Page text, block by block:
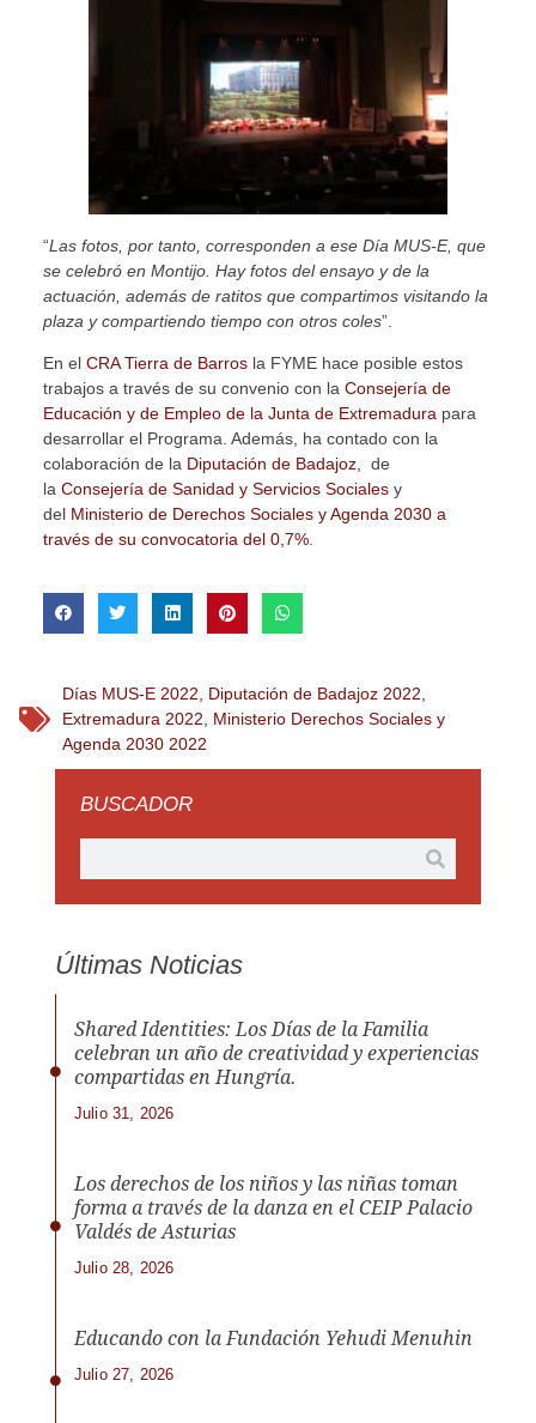
“Las fotos, por tanto, corresponden a ese Día MUS-E, que
se celebró en Montijo. Hay fotos del ensayo y de la
actuación, además de ratitos que compartimos visitando la
plaza y compartiendo tiempo con otros coles”.
En el CRA Tierra de Barrosla FYME hace posible estos
trabajos a través de su convenio con la Consejería de
Educación y de Empleo de la Junta de Extremadura para
desarrollar el Programa. Además, ha contado con la
colaboración de la Diputación de Badajoz, de
la Consejería de Sanidad y Servicios Socialesy
del Ministerio de Derechos Sociales y Agenda 2030 a
través de su convocatoria del 0,7%.
Días MUS-E 2022 Diputación de Badajoz 2022
Extremadura 2022
Ministerio Derechos Sociales y
Agenda 2030 2022
BUSCADOR
Últimas Noticias
Shared Identities: Los Días de la Familia
celebran un año de creatividad y experiencias
compartidas en Hungría.
Julio 31, 2026
Los derechos de los niños y las niñas toman
forma a través de la danza en el CEIP Palacio
Valdés de Asturias
Julio 28, 2026
Educando con la Fundación Yehudi Menuhin
Julio 27, 2026